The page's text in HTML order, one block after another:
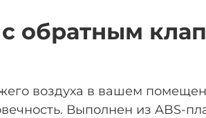
с обратным
воздуха в вашем
Выполнен из ABS-